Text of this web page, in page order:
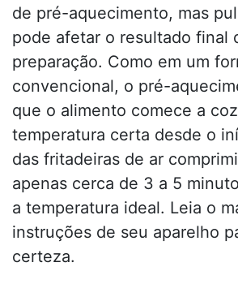
de pré-aquecimento, mas
pode afetar o resultado final
preparação. Como em um
convencional, o pré-
que o alimento comece a
temperatura certa desde o
das fritadeiras de ar
apenas cerca de 3 a 5
a temperatura ideal. Leia o
instruções de seu aparelho
certeza.